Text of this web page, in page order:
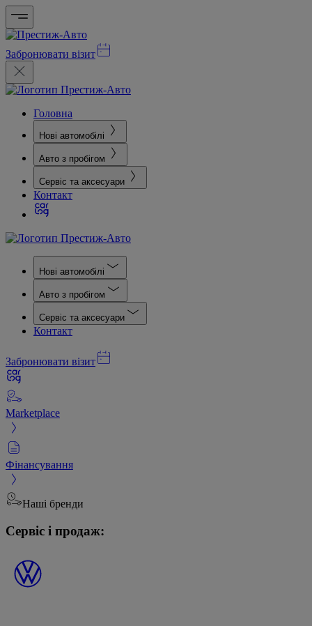
Забронювати візит
Головна
Нові автомобілі
Авто з пробігом
Сервіс та аксесуари
Контакт
Нові автомобілі
Авто з пробігом
Сервіс та аксесуари
Контакт
Забронювати візит
Marketplace
Фінансування
Наші бренди
Сервіс і продаж: